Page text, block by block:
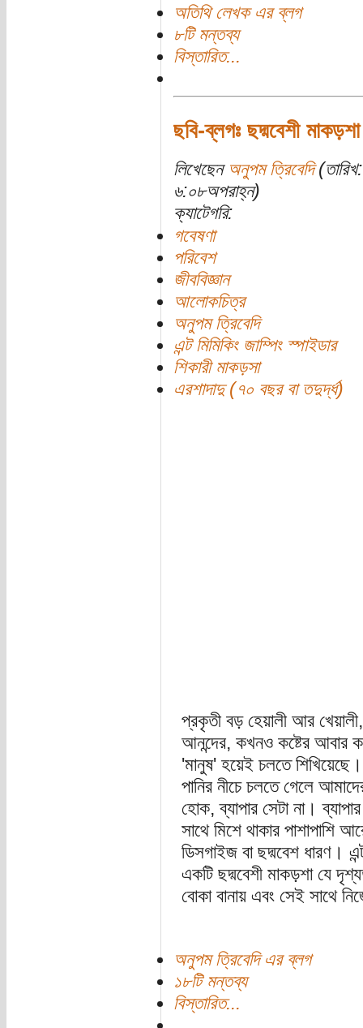
অতিথি লেখক এর ব্লগ
৮টি মন্তব্য
বিস্তারিত...
ছবি-ব্লগঃ ছদ্মবেশী
লিখেছেন অনুপম ত্রিবেদি
৬:০৮অপরাহ্ন)
ক্যাটেগরি:
গবেষণা
পরিবেশ
জীববিজ্ঞান
আলোকচিত্র
অনুপম ত্রিবেদি
এন্ট মিমিকিং জাম্পিং স্পাইডার
শিকারী মাকড়সা
এরশাদাদু (৭০ বছর বা তদুর্দ্ধ)
প্রকৃতী বড় হেয়ালী আর
আনন্দের, কখনও কষ্টের
'মানুষ' হয়েই চলতে
পানির নীচে চলতে গেলে
হোক, ব্যাপার সেটা না।
সাথে মিশে থাকার
ডিসগাইজ বা ছদ্মবেশ ধারণ।
একটি ছদ্মবেশী মাকড়শা যে
বোকা বানায় এবং সেই সাথে
অনুপম ত্রিবেদি এর ব্লগ
১৮টি মন্তব্য
বিস্তারিত...